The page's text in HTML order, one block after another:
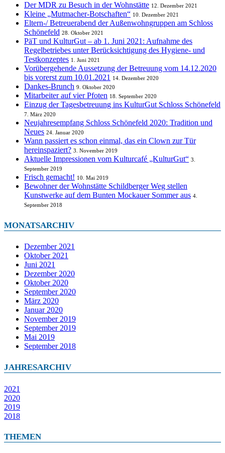
Der MDR zu Besuch in der Wohnstätte 12. Dezember 2021
Kleine „Mutmacher-Botschaften“ 10. Dezember 2021
Eltern-/ Betreuerabend der Außenwohngruppen am Schloss
Schönefeld 28. Oktober 2021
PäT und KulturGut – ab 1. Juni 2021: Aufnahme des
Regelbetriebes unter Berücksichtigung des Hygiene- und
Testkonzeptes 1. Juni 2021
Vorübergehende Aussetzung der Betreuung vom 14.12.2020
bis vorerst zum 10.01.2021
14. Dezember 2020
Dankes-Brunch 9. Oktober 2020
Mitarbeiter auf vier Pfoten 18. September 2020
Einzug der Tagesbetreuung ins KulturGut Schloss Schönefeld
7. März 2020
Neujahresempfang Schloss Schönefeld 2020: Tradition und
Neues 24. Januar 2020
Wann passiert es schon einmal, das ein Clown zur Tür
hereinspaziert? 3. November 2019
Aktuelle Impressionen vom Kulturcafé „KulturGut“ 3.
September 2019
Frisch gemacht! 10. Mai 2019
Bewohner der Wohnstätte Schildberger Weg stellen
Kunstwerke auf dem Bunten Mockauer Sommer aus 4.
September 2018
MONATSARCHIV
Dezember 2021
Oktober 2021
Juni 2021
Dezember 2020
Oktober 2020
September 2020
März 2020
Januar 2020
November 2019
September 2019
Mai 2019
September 2018
JAHRESARCHIV
2021
2020
2019
2018
THEMEN